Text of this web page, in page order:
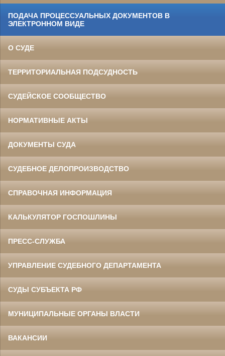
ПОДАЧА ПРОЦЕССУАЛЬНЫХ ДОКУМЕНТОВ В
ЭЛЕКТРОННОМ ВИДЕ
О СУДЕ
ТЕРРИТОРИАЛЬНАЯ ПОДСУДНОСТЬ
СУДЕЙСКОЕ СООБЩЕСТВО
НОРМАТИВНЫЕ АКТЫ
ДОКУМЕНТЫ СУДА
СУДЕБНОЕ ДЕЛОПРОИЗВОДСТВО
СПРАВОЧНАЯ ИНФОРМАЦИЯ
КАЛЬКУЛЯТОР ГОСПОШЛИНЫ
ПРЕСС-СЛУЖБА
УПРАВЛЕНИЕ СУДЕБНОГО ДЕПАРТАМЕНТА
СУДЫ СУБЪЕКТА РФ
МУНИЦИПАЛЬНЫЕ ОРГАНЫ ВЛАСТИ
ВАКАНСИИ